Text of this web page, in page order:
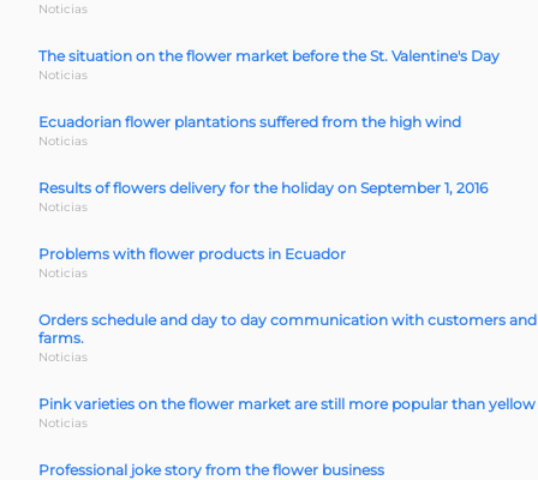
Noticias
The situation on the flower market before the St. Valentine's Day
Noticias
Ecuadorian flower plantations suffered from the high wind
Noticias
Results of flowers delivery for the holiday on September 1, 2016
Noticias
Problems with flower products in Ecuador
Noticias
Orders schedule and day to day communication with customers and
farms.
Noticias
Pink varieties on the flower market are still more popular than yellow
Noticias
Professional joke story from the flower business